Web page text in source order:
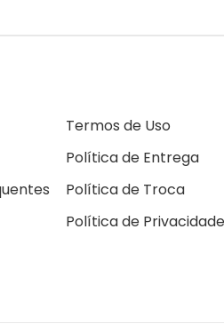
Termos de Uso
Política de Entrega
Política de Troca
Política de Privacidade